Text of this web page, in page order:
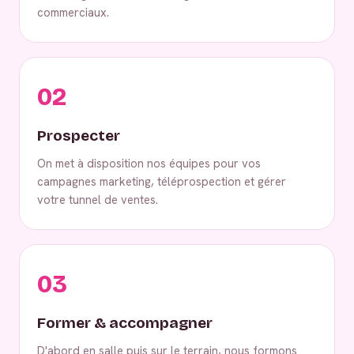
commerciaux.
02
Prospecter
On met à disposition nos équipes pour vos
campagnes marketing, téléprospection et gérer
votre tunnel de ventes.
03
Former & accompagner
D'abord en salle puis sur le terrain, nous formons